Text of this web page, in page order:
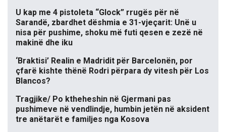
U kap me 4 pistoleta “Glock” rrugës për në
Sarandë, zbardhet dëshmia e 31-vjeçarit: Unë u
nisa për pushime, shoku më futi qesen e zezë në
makinë dhe iku
‘Braktisi’ Realin e Madridit për Barcelonën, por
çfarë kishte thënë Rodri përpara dy vitesh për Los
Blancos?
Tragjike/ Po ktheheshin në Gjermani pas
pushimeve në vendlindje, humbin jetën në aksident
tre anëtarët e familjes nga Kosova